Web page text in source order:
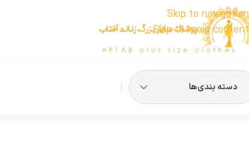
Skip to navigation
Skip to main content
دسته بندی‌ها